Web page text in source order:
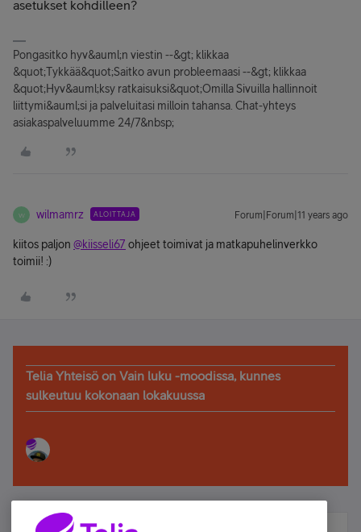
asetukset kohdilleen?
Pongasitko hyv&auml;n viestin --&gt; klikkaa
&quot;Tykkää&quot;Saitko avun probleemaasi --&gt; klikkaa
&quot;Hyv&auml;ksy ratkaisuksi&quot;Omilla Sivuilla hallinnoit
liittymi&auml;si ja palveluitasi milloin tahansa. Chat-yhteys
asiakaspalveluumme 24/7&nbsp;
W wilmamrz ALOITTAJA Forum|Forum|11 years ago
kiitos paljon @kiisseli67 ohjeet toimivat ja matkapuhelinverkko
toimii! :)
Telia Yhteisö on Vain luku -moodissa, kunnes
sulkeutuu kokonaan lokakuussa